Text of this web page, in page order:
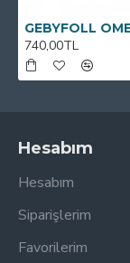
740,00TL
Hesabım
Hesabım
Siparişlerim
Favorilerim